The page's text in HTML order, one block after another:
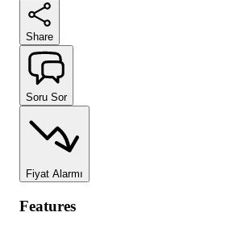
Share
Soru Sor
Fiyat Alarmı
Features